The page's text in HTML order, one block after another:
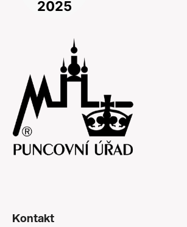
Kontakt